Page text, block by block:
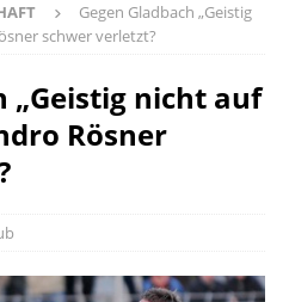
Gegen Gladbach „Geistig
schwer verletzt?
„Geistig nicht auf
Rösner